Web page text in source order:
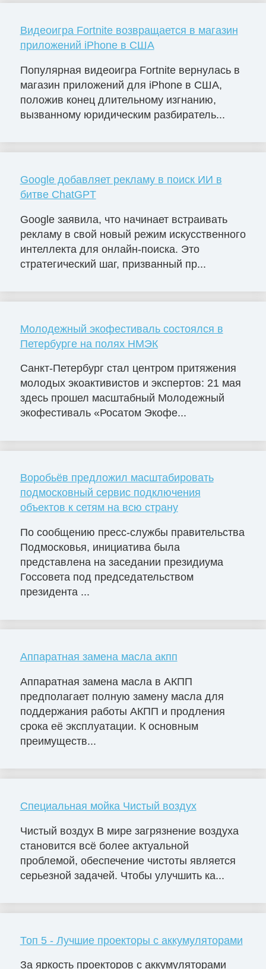
Видеоигра Fortnite возвращается в магазин
приложений iPhone в США
Популярная видеоигра Fortnite вернулась в
магазин приложений для iPhone в США,
положив конец длительному изгнанию,
вызванному юридическим разбиратель...
Google добавляет рекламу в поиск ИИ в
битве ChatGPT
Google заявила, что начинает встраивать
рекламу в свой новый режим искусственного
интеллекта для онлайн-поиска. Это
стратегический шаг, призванный пр...
Молодежный экофестиваль состоялся в
Петербурге на полях НМЭК
Санкт-Петербург стал центром притяжения
молодых экоактивистов и экспертов: 21 мая
здесь прошел масштабный Молодежный
экофестиваль «Росатом Экофе...
Воробьёв предложил масштабировать
подмосковный сервис подключения
объектов к сетям на всю страну
По сообщению пресс-службы правительства
Подмосковья, инициатива была
представлена на заседании президиума
Госсовета под председательством
президента ...
Аппаратная замена масла акпп
Аппаратная замена масла в АКПП
предполагает полную замену масла для
поддержания работы АКПП и продления
срока её эксплуатации. К основным
преимуществ...
Специальная мойка Чистый воздух
Чистый воздух В мире загрязнение воздуха
становится всё более актуальной
проблемой, обеспечение чистоты является
серьезной задачей. Чтобы улучшить ка...
Топ 5 - Лучшие проекторы с аккумуляторами
За яркость проекторов с аккумуляторами